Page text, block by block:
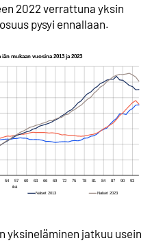
2022 verrattuna yksin
pysyi ennallaan.
yksineläminen jatkuu usein